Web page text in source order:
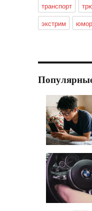
транспорт
экстрим
юмор